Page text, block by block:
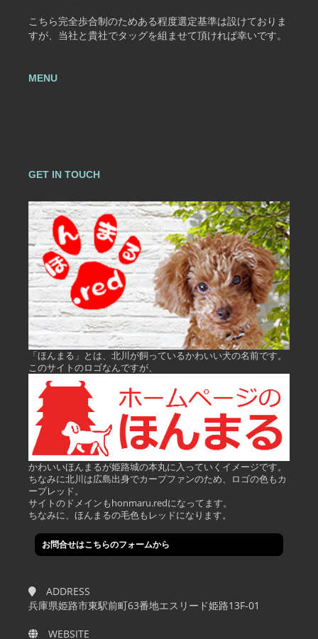
こちら完全歩合制のためある程度選定基準は設けておりま
すが、当社と貴社でタッグを組ませて頂ければ幸いです。
MENU
GET IN TOUCH
「ほんまる」とは、北川が飼っているかわいい犬の名前です。
このサイトのロゴなんですが、
かわいいほんまるが姫路城の本丸に入っていくイメージです。
ちなみに北川は広島出身でカープファンのため、ロゴの色もカ
ープレッド。
サイトのドメインもhonmaru.redになってます。
ちなみに、ほんまるの毛色もレッドになります。
お問合せはこちらのフォームから
ADDRESS
兵庫県姫路市東駅前町63番地エスリード姫路13F-01
WEBSITE